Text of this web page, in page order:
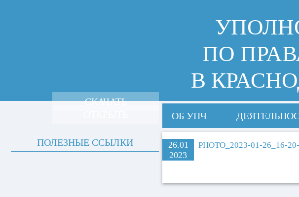
ПО
В
ОБ УПЧ
26.01
2023
PHOTO_2023-01-26_16-
СКАЧАТЬ
ПОЛЕЗНЫЕ ССЫЛКИ